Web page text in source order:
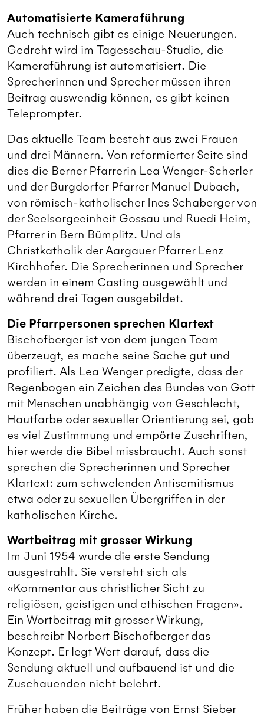
Automatisierte Kameraführung
Auch technisch gibt es einige Neuerungen.
Gedreht wird im Tagesschau-Studio, die
Kameraführung ist automatisiert. Die
Sprecherinnen und Sprecher müssen ihren
Beitrag auswendig können, es gibt keinen
Teleprompter.
Das aktuelle Team besteht aus zwei Frauen
und drei Männern. Von reformierter Seite sind
dies die Berner Pfarrerin Lea Wenger-Scherler
und der Burgdorfer Pfarrer Manuel Dubach,
von römisch-katholischer Ines Schaberger von
der Seelsorgeeinheit Gossau und Ruedi Heim,
Pfarrer in Bern Bümplitz. Und als
Christkatholik der Aargauer Pfarrer Lenz
Kirchhofer. Die Sprecherinnen und Sprecher
werden in einem Casting ausgewählt und
während drei Tagen ausgebildet.
Die Pfarrpersonen sprechen Klartext
Bischofberger ist von dem jungen Team
überzeugt, es mache seine Sache gut und
profiliert. Als Lea Wenger predigte, dass der
Regenbogen ein Zeichen des Bundes von Gott
mit Menschen unabhängig von Geschlecht,
Hautfarbe oder sexueller Orientierung sei, gab
es viel Zustimmung und empörte Zuschriften,
hier werde die Bibel missbraucht. Auch sonst
sprechen die Sprecherinnen und Sprecher
Klartext: zum schwelenden Antisemitismus
etwa oder zu sexuellen Übergriffen in der
katholischen Kirche.
Wortbeitrag mit grosser Wirkung
Im Juni 1954 wurde die erste Sendung
ausgestrahlt. Sie versteht sich als
«Kommentar aus christlicher Sicht zu
religiösen, geistigen und ethischen Fragen».
Ein Wortbeitrag mit grosser Wirkung,
beschreibt Norbert Bischofberger das
Konzept. Er legt Wert darauf, dass die
Sendung aktuell und aufbauend ist und die
Zuschauenden nicht belehrt.
Früher haben die Beiträge von Ernst Sieber